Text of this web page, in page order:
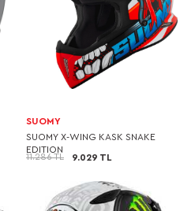
SUOMY
SUOMY X-WING KASK SNAKE
EDITION
11.286 TL 9.029 TL